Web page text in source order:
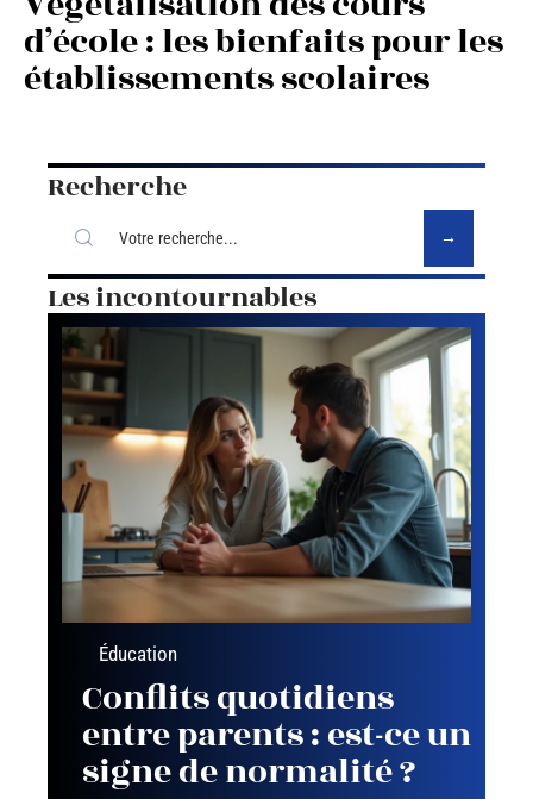
d’école : les bienfaits pour les
établissements scolaires
Recherche
Les incontournables
Éducation
Conflits quotidiens
entre parents : est-ce un
signe de normalité ?